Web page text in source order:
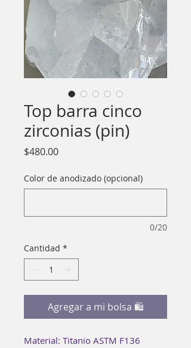
Top barra cinco
zirconias (pin)
$480.00Precio
Color de anodizado (opcional)
0/20
Cantidad *
Agregar a mi bolsa 🛍
Material: Titanio ASTM F136